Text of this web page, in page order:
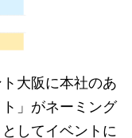
大阪に本社のあ
」がネーミング
してイベントに